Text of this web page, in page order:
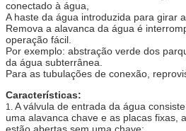
conectado à água,
A haste da água introduzida para girar
Remova a alavanca da água é
operação fácil.
Por exemplo: abstração verde dos
da água subterrânea.
Para as tubulações de conexão,
Características:
1. A válvula de entrada da água
uma alavanca chave e as placas fixas,